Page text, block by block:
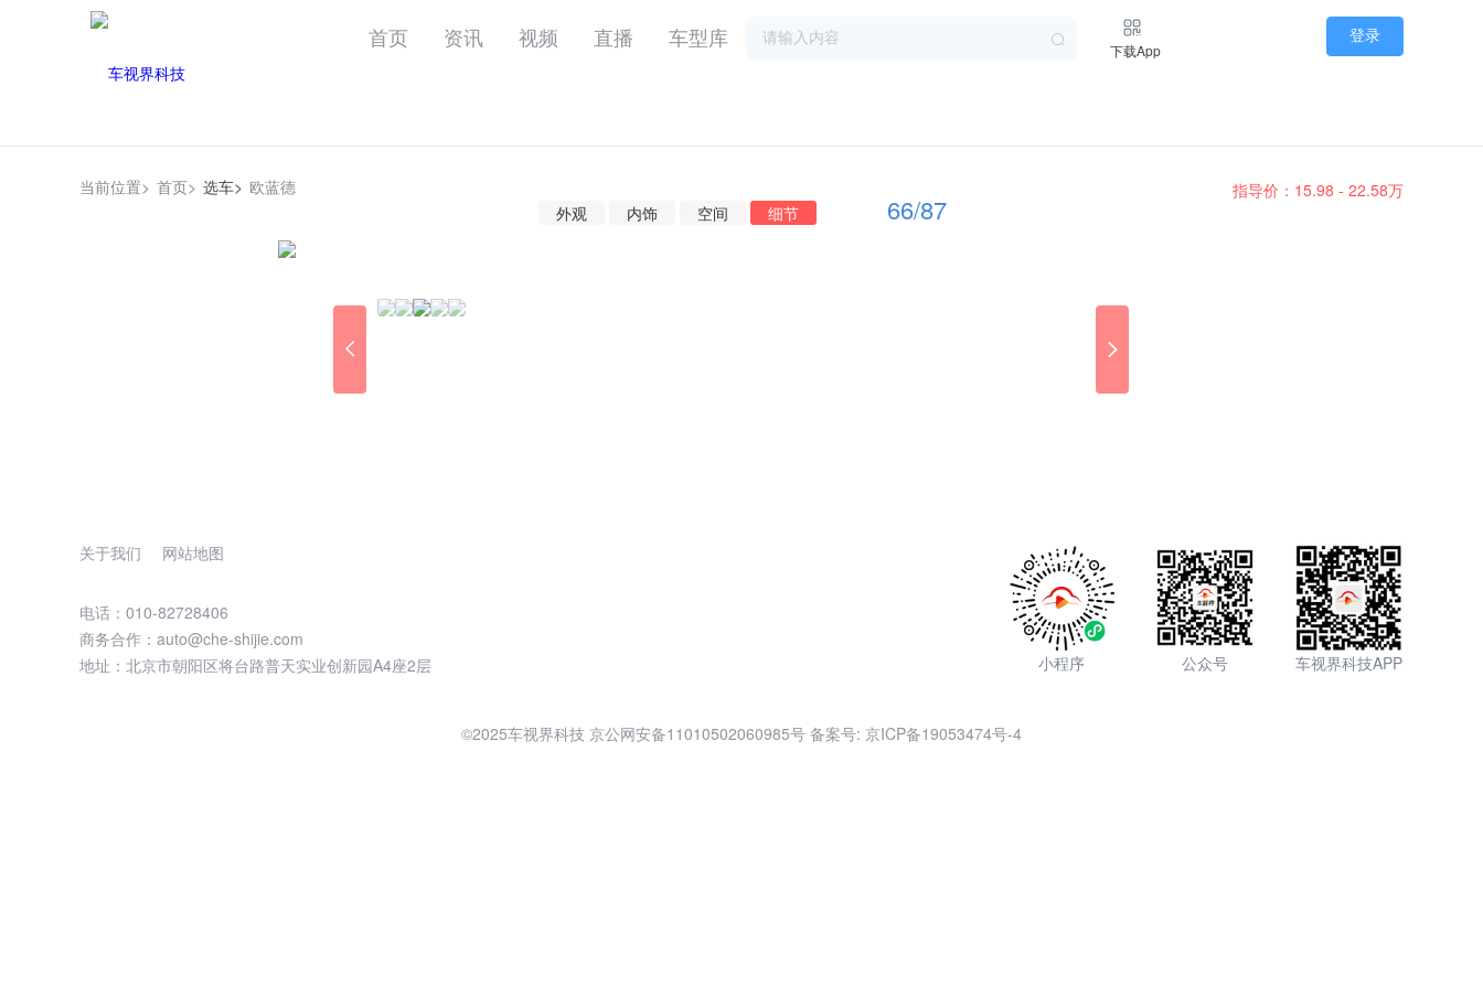
登录
首页 资讯 视频 直播 车型库 下载App
当前位置> 首页> 选车> 欧蓝德
外观 内饰 空间 细节 66/87
指导价：15.98 - 22.58万
关于我们 网站地图
小程序 公众号 车视界科技APP
电话：010-82728406
商务合作：auto@che-shijie.com
地址：北京市朝阳区将台路普天实业创新园A4座2层
©2025车视界科技 京公网安备11010502060985号 备案号: 京ICP备19053474号-4